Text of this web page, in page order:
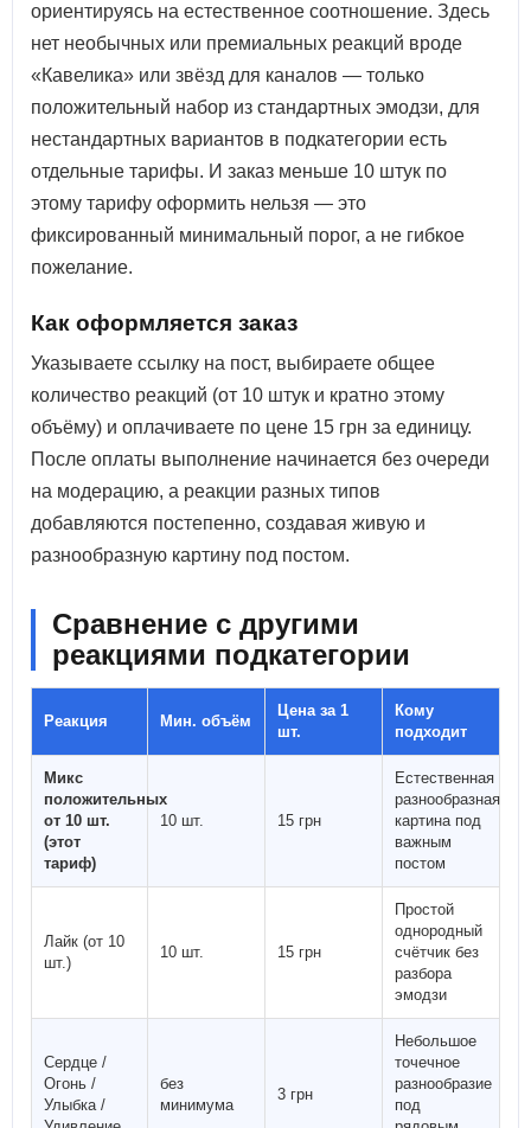
ориентируясь на естественное соотношение. Здесь
нет необычных или премиальных реакций вроде
«Кавелика» или звёзд для каналов — только
положительный набор из стандартных эмодзи, для
нестандартных вариантов в подкатегории есть
отдельные тарифы. И заказ меньше 10 штук по
этому тарифу оформить нельзя — это
фиксированный минимальный порог, а не гибкое
пожелание.
Как оформляется заказ
Указываете ссылку на пост, выбираете общее
количество реакций (от 10 штук и кратно этому
объёму) и оплачиваете по цене 15 грн за единицу.
После оплаты выполнение начинается без очереди
на модерацию, а реакции разных типов
добавляются постепенно, создавая живую и
разнообразную картину под постом.
Сравнение с другими
реакциями подкатегории
Реакция Мин. объём
Цена за 1
шт.
Кому
подходит
Микс
положительных
от 10 шт.
(этот
тариф)
10 шт. 15 грн
Естественная
разнообразная
картина под
важным
постом
Лайк (от 10
шт.)
10 шт. 15 грн
Простой
однородный
счётчик без
разбора
эмодзи
Сердце /
Огонь /
Улыбка /
без
минимума
3 грн
Небольшое
точечное
разнообразие
под